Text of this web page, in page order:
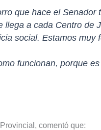
que hace el
llega a cada Centro de
social. Estamos muy
funcionan, porque
comentó que: